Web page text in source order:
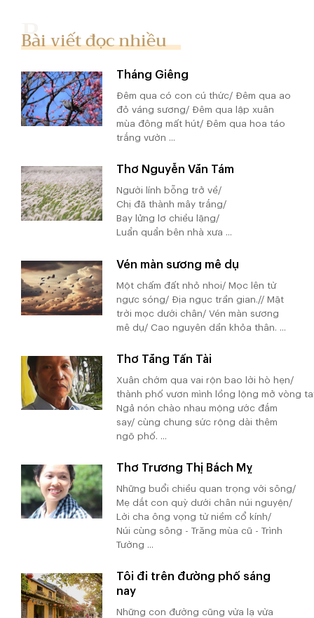
Bài viết đọc nhiều
Tháng Giêng
Đêm qua có con cú thức/ Đêm qua ao
đỏ váng sương/ Đêm qua lập xuân
mùa đông mất hút/ Đêm qua hoa táo
trắng vườn ...
Thơ Nguyễn Văn Tám
Người lính bỗng trở về/
Chị đã thành mây trắng/
Bay lửng lơ chiều lặng/
Luẩn quẩn bên nhà xưa ...
Vén màn sương mê dụ
Một chấm đất nhỏ nhoi/ Mọc lên từ
ngực sóng/ Địa ngục trần gian.// Mặt
trời mọc dưới chân/ Vén màn sương
mê dụ/ Cao nguyên dần khỏa thân. ...
Thơ Tăng Tấn Tài
Xuân chớm qua vai rộn bao lời hò hẹn/
thành phố vươn mình lồng lộng mở vòng
Ngả nón chào nhau mộng ước đắm
say/ cùng chung sức rộng dài thêm
ngõ phố. ...
Thơ Trương Thị Bách Mỵ
Những buổi chiều quan trọng với sông/
Mẹ dắt con quỳ dưới chân núi nguyện/
Lời cha ông vọng từ niềm cổ kính/
Núi cùng sông - Trăng mùa cũ - Trình
Tường ...
Tôi đi trên đường phố sáng
nay
Những con đường cũng vừa lạ vừa